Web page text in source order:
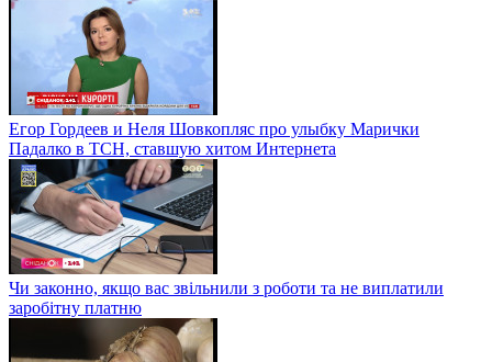
Егор Гордеев и Неля Шовкопляс про улыбку Марички
Падалко в ТСН, ставшую хитом Интернета
Чи законно, якщо вас звільнили з роботи та не виплатили
заробітну платню